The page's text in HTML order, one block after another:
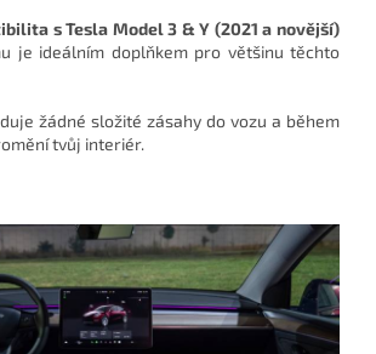
s Tesla Model 3 & Y (2021 a novější)
je ideálním doplňkem pro většinu těchto
žádné složité zásahy do vozu a během
tvůj interiér.